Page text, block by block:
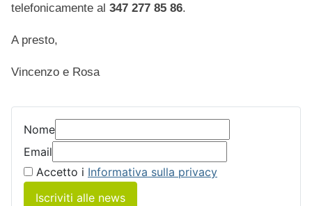
telefonicamente al 347 277 85 86.
A presto,
Vincenzo e Rosa
Nome
Email
Accetto i Informativa sulla privacy
Iscriviti alle news